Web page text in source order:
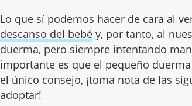
Lo que sí podemos hacer de cara al
descanso del bebé y, por tanto, al
duerma, pero siempre intentando
importante es que el pequeño
el único consejo, ¡toma nota de las
adoptar!